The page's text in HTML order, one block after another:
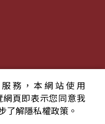
電臺 版權所有
條款 隱私權條款
務，本網站使用
頁即表示您同意我
了解隱私權政策。